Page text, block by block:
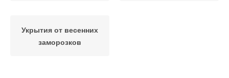
Укрытия от весенних
заморозков